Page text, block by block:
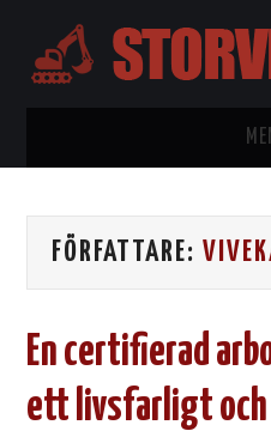
BYGGTIPS
OM OSS
FÖRFATTARE:
En certifierad
ett livsfarligt